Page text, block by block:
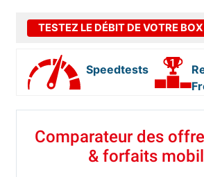
TESTEZ LE DÉBIT DE VOTRE BOX
Speedtests
Comparateur des
& forfaits